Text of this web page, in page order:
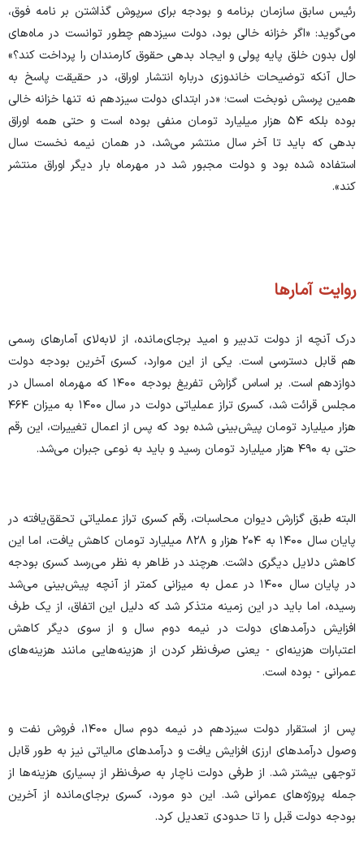
رئیس سابق سازمان برنامه و بودجه برای سرپوش گذاشتن بر نامه فوق،
می‌گوید: «اگر خزانه خالی بود، دولت سیزدهم چطور توانست در ماه‌های
اول بدون خلق پایه پولی و ایجاد بدهی حقوق کارمندان را پرداخت کند؟»
حال آنکه توضیحات خاندوزی درباره انتشار اوراق، در حقیقت پاسخ به
همین پرسش نوبخت است؛ «در ابتدای دولت سیزدهم نه‌ تنها خزانه خالی
بوده بلکه ۵۴ هزار میلیارد تومان منفی بوده است و حتی همه اوراق
بدهی که باید تا آخر سال منتشر می‌شد، در همان نیمه نخست سال
استفاده شده بود و دولت مجبور شد در مهرماه بار دیگر اوراق منتشر
کند».
روایت آمارها
درک آنچه از دولت تدبیر و امید برجای‌مانده، از لابه‌لای آمار‌های رسمی
هم قابل دسترسی است. یکی از این موارد، کسری آخرین بودجه دولت
دوازدهم است. بر اساس گزارش تفریغ بودجه ۱۴۰۰ که مهرماه امسال در
مجلس قرائت شد، کسری تراز عملیاتی دولت در سال ۱۴۰۰ به میزان ۴۶۴
هزار میلیارد تومان پیش‌بینی شده بود که پس از اعمال تغییرات، این رقم
حتی به ۴۹۰ هزار میلیارد تومان رسید و باید به نوعی جبران می‌شد.
البته طبق گزارش دیوان محاسبات، رقم کسری تراز عملیاتی تحقق‌یافته در
پایان سال ۱۴۰۰ به ۲۰۴ هزار و ۸۲۸ میلیارد تومان کاهش یافت، اما این
کاهش دلایل دیگری داشت. هرچند در ظاهر به نظر می‌رسد کسری بودجه
در پایان سال ۱۴۰۰ در عمل به میزانی کمتر از آنچه پیش‌بینی می‌شد
رسیده، اما باید در این زمینه متذکر شد که دلیل این اتفاق، از یک طرف
افزایش درآمد‌های دولت در نیمه دوم سال و از سوی دیگر کاهش
اعتبارات هزینه‌ای - یعنی صرف‌نظر کردن از هزینه‌هایی مانند هزینه‌های
عمرانی - بوده است.
پس از استقرار دولت سیزدهم در نیمه دوم سال ۱۴۰۰، فروش نفت و
وصول درآمد‌های ارزی افزایش یافت و درآمد‌های مالیاتی نیز به طور قابل
توجهی بیشتر شد. از طرفی دولت ناچار به صرف‌نظر از بسیاری هزینه‌ها از
جمله پروژه‌های عمرانی شد. این دو مورد، کسری برجای‌مانده از آخرین
بودجه دولت قبل را تا حدودی تعدیل کرد.